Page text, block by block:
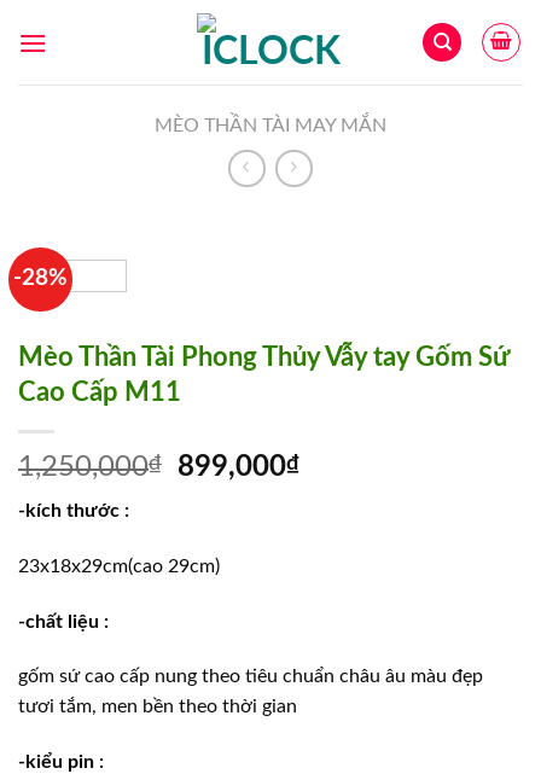
MÈO THẦN TÀI MAY MẮN
-28%
Mèo Thần Tài Phong Thủy Vẫy tay Gốm Sứ
Cao Cấp M11
1,250,000₫ 899,000₫
-kích thước :
23x18x29cm(cao 29cm)
-chất liệu :
gốm sứ cao cấp nung theo tiêu chuẩn châu âu màu đẹp
tươi tắm, men bền theo thời gian
-kiểu pin :